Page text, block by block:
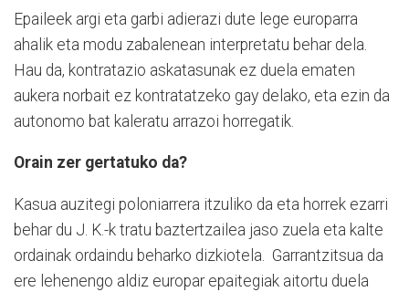
Epaileek argi eta garbi adierazi dute lege europarra
ahalik eta modu zabalenean interpretatu behar dela.
Hau da, kontratazio askatasunak ez duela ematen
aukera norbait ez kontratatzeko gay delako, eta ezin da
autonomo bat kaleratu arrazoi horregatik.
Orain zer gertatuko da?
Kasua auzitegi poloniarrera itzuliko da eta horrek ezarri
behar du J. K.-k tratu baztertzailea jaso zuela eta kalte
ordainak ordaindu beharko dizkiotela. Garrantzitsua da
ere lehenengo aldiz europar epaitegiak aitortu duela